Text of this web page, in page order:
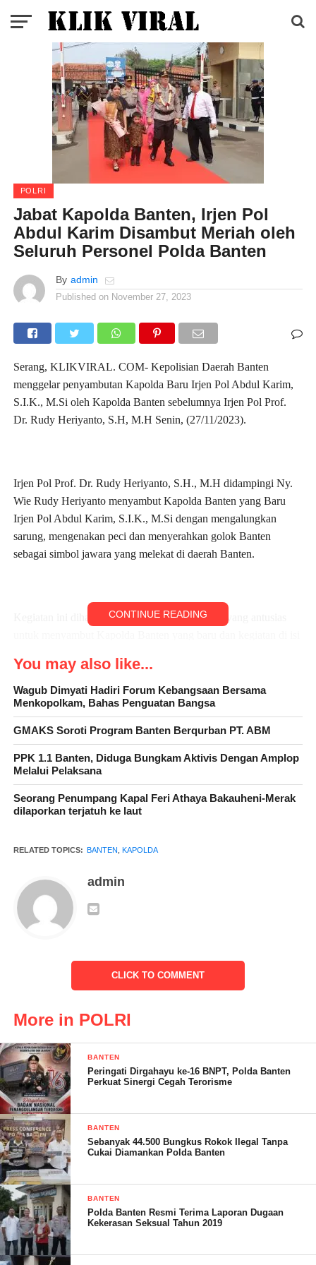
POLRI
Jabat Kapolda Banten, Irjen Pol
Abdul Karim Disambut Meriah oleh
Seluruh Personel Polda Banten
By admin
Published on November 27, 2023
Serang, KLIKVIRAL. COM- Kepolisian Daerah Banten
menggelar penyambutan Kapolda Baru Irjen Pol Abdul Karim,
S.I.K., M.Si oleh Kapolda Banten sebelumnya Irjen Pol Prof.
Dr. Rudy Heriyanto, S.H, M.H Senin, (27/11/2023).
Irjen Pol Prof. Dr. Rudy Heriyanto, S.H., M.H didampingi Ny.
Wie Rudy Heriyanto menyambut Kapolda Banten yang Baru
Irjen Pol Abdul Karim, S.I.K., M.Si dengan mengalungkan
sarung, mengenakan peci dan menyerahkan golok Banten
sebagai simbol jawara yang melekat di daerah Banten.
Kegiatan ini dihadiri oleh sekitar 2000 personel yang antusias
atraksi rampak bedug yang dilakukan oleh personel Satbrimob
Polda Banten.
Dalam amanatnya Kapolda Banten Irjen Pol Rudy Heriyanto
optimis bahwa dengan kepemimpinan Kapolda yang baru, Polda
Banten akan jauh lebih baik lagi. Karena diakui sosok Kapolda
Banten Irjen Pol Abdul Karim ditunjang dengan tugas yang luar
“Semoga kedepannya Polda Banten bisa lebih baik, apalagi
beliau ditunjang dengan tugas yang luar biasa. Selamat kepada
Irjen Pol Abdul Karim sukses mengemban tugas sebagai
seluruh anggotanya atas kesalahan dan kekurangan selama
“Mohon maaf, karena merasa belum cukup melayani, mohon
maaf apabila ada perbuatan yang kurang berkenan selama berada
di Polda Banten. Terimakasih atas loyalitas dan dedikasi seluruh
CONTINUE READING
You may also like...
Wagub Dimyati Hadiri Forum Kebangsaan Bersama
Menkopolkam, Bahas Penguatan Bangsa
GMAKS Soroti Program Banten Berqurban PT. ABM
PPK 1.1 Banten, Diduga Bungkam Aktivis Dengan Amplop
Melalui Pelaksana
Seorang Penumpang Kapal Feri Athaya Bakauheni-Merak
dilaporkan terjatuh ke laut
RELATED TOPICS: BANTEN KAPOLDA
admin
CLICK TO COMMENT
More in POLRI
BANTEN
Peringati Dirgahayu ke-16 BNPT, Polda Banten
Perkuat Sinergi Cegah Terorisme
BANTEN
Sebanyak 44.500 Bungkus Rokok Ilegal Tanpa
Cukai Diamankan Polda Banten
BANTEN
Polda Banten Resmi Terima Laporan Dugaan
Kekerasan Seksual Tahun 2019